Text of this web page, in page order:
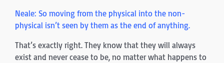
Neale: So moving from the physical into the non-
physical isn’t seen by them as the end of anything.
That’s exactly right. They know that they will always
exist and never cease to be, no matter what happens to